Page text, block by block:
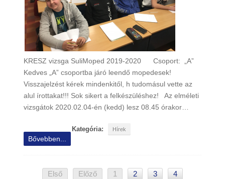
KRESZ vizsga SuliMoped 2019-2020 Csoport: „A”
Kedves „A” csoportba járó leendő mopedesek!
Visszajelzést kérek mindenkitől, h tudomásul vette az
alul írottakat!!! Sok sikert a felkészüléshez! Az elméleti
vizsgátok 2020.02.04-én (kedd) lesz 08.45 órakor…
Kategória: Hírek
Bővebben...
Első Előző 1 2 3 4